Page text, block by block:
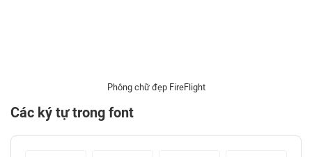
Phông chữ đẹp FireFlight
Các ký tự trong font